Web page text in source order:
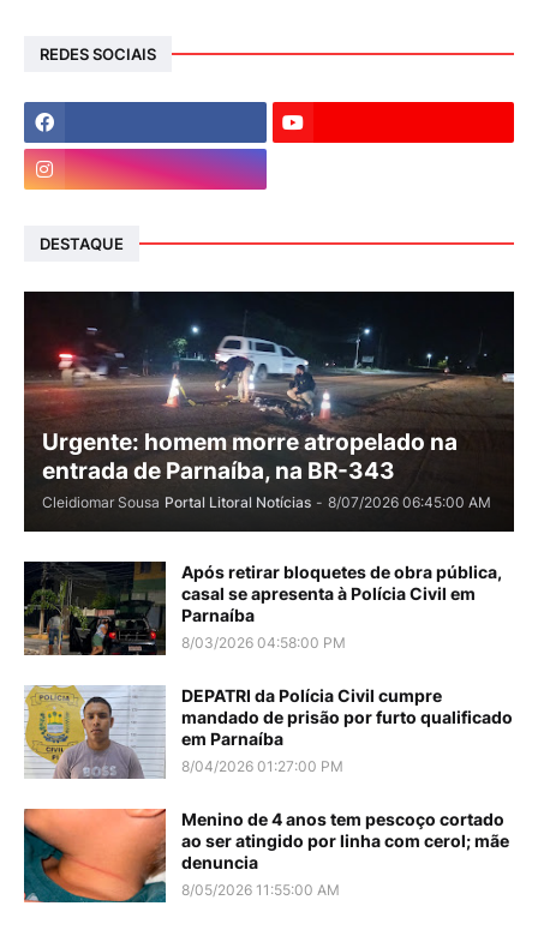
REDES SOCIAIS
DESTAQUE
Urgente: homem morre atropelado na
entrada de Parnaíba, na BR-343
Cleidiomar Sousa Portal Litoral Notícias - 8/07/2026 06:45:00 AM
Após retirar bloquetes de obra pública,
casal se apresenta à Polícia Civil em
Parnaíba
8/03/2026 04:58:00 PM
DEPATRI da Polícia Civil cumpre
mandado de prisão por furto qualificado
em Parnaíba
8/04/2026 01:27:00 PM
Menino de 4 anos tem pescoço cortado
ao ser atingido por linha com cerol; mãe
denuncia
8/05/2026 11:55:00 AM